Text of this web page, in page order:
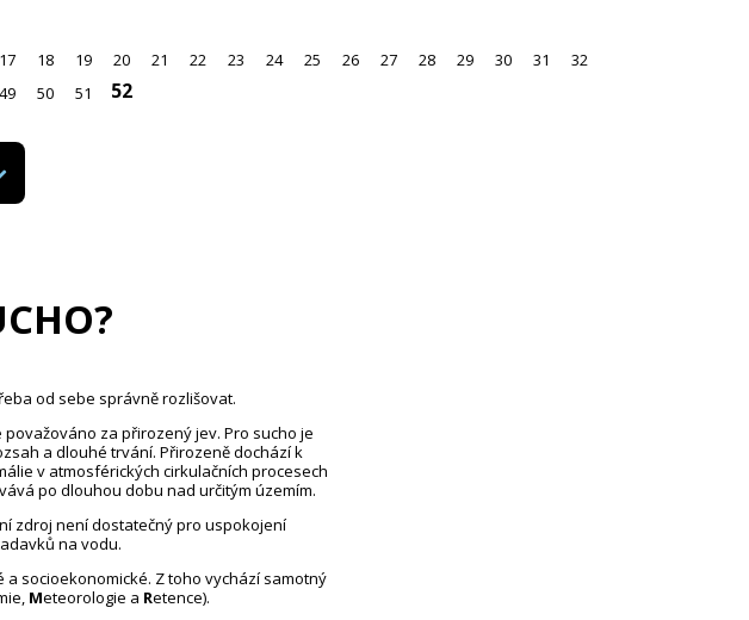
17 18 19 20 21 22 23 24 25 26 27 28 29 30 31
32
49 50 51 52
od sebe správně rozlišovat.
za přirozený jev. Pro sucho je
a dlouhé trvání. Přirozeně dochází k
v atmosférických cirkulačních procesech
po dlouhou dobu nad určitým územím.
zdroj není dostatečný pro uspokojení
na vodu.
socioekonomické. Z toho vychází samotný
Meteorologie a Retence).